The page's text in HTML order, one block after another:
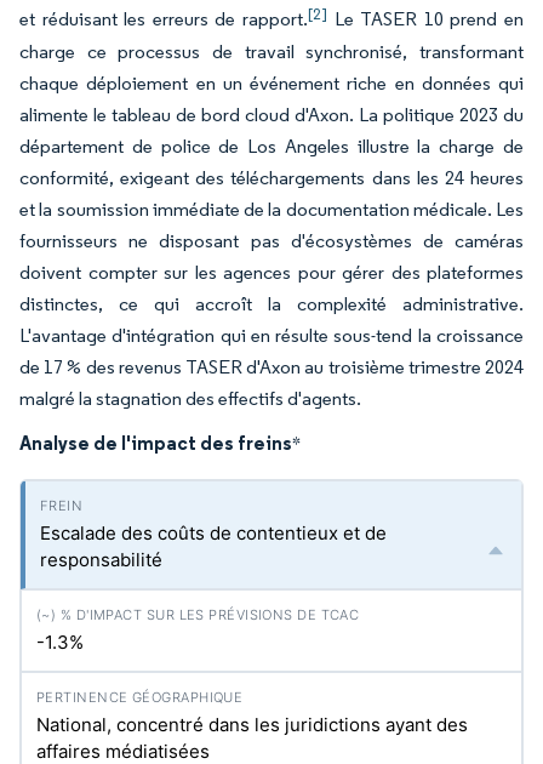
et réduisant les erreurs de rapport.[2] Le TASER 10 prend en
charge ce processus de travail synchronisé, transformant
chaque déploiement en un événement riche en données qui
alimente le tableau de bord cloud d'Axon. La politique 2023 du
département de police de Los Angeles illustre la charge de
conformité, exigeant des téléchargements dans les 24 heures
et la soumission immédiate de la documentation médicale. Les
fournisseurs ne disposant pas d'écosystèmes de caméras
doivent compter sur les agences pour gérer des plateformes
distinctes, ce qui accroît la complexité administrative.
L'avantage d'intégration qui en résulte sous-tend la croissance
de 17 % des revenus TASER d'Axon au troisième trimestre 2024
malgré la stagnation des effectifs d'agents.
Analyse de l'impact des freins*
Escalade des coûts de contentieux et de
responsabilité
-1.3%
National, concentré dans les juridictions ayant des
affaires médiatisées